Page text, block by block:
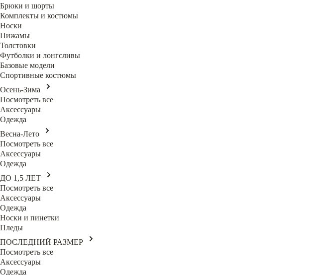
Брюки и шорты
Комплекты и костюмы
Носки
Пижамы
Толстовки
Футболки и лонгсливы
Базовые модели
Спортивные костюмы
Осень-Зима
Посмотреть все
Аксессуары
Одежда
Весна-Лето
Посмотреть все
Аксессуары
Одежда
ДО 1,5 ЛЕТ
Посмотреть все
Аксессуары
Одежда
Носки и пинетки
Пледы
ПОСЛЕДНИЙ РАЗМЕР
Посмотреть все
Аксессуары
Одежда